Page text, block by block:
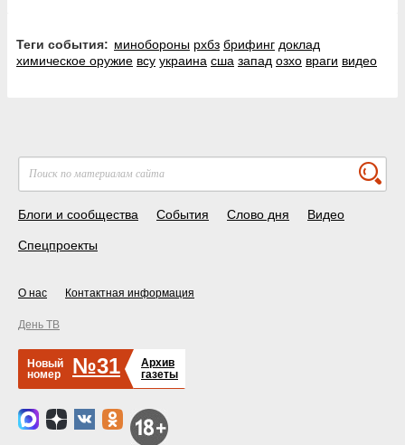
Теги события: минобороны рхбз брифинг доклад
химическое оружие всу украина сша запад озхо враги видео
Блоги и сообщества События Слово дня Видео
Спецпроекты
О нас Контактная информация
День ТВ
Новый
номер
№31
Архив
газеты